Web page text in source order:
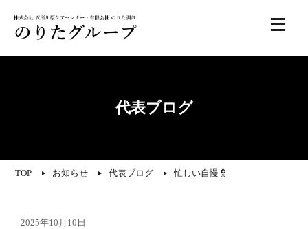
代表ブログ
TOP お知らせ 代表ブログ 忙しい自慢👮
2025年10月10日